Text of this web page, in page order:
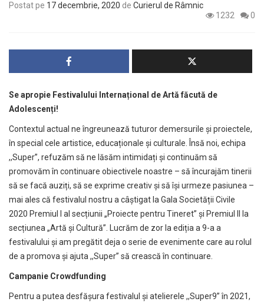
Postat pe 17 decembrie, 2020 de Curierul de Râmnic
1232
0
Se apropie Festivalului Internațional de Artă făcută de
Adolescenți!
Contextul actual ne îngreunează tuturor demersurile și proiectele,
în special cele artistice, educaționale și culturale. Însă noi, echipa
,,Super”, refuzăm să ne lăsăm intimidați și continuăm să
promovăm în continuare obiectivele noastre – să încurajăm tinerii
să se facă auziți, să se exprime creativ și să își urmeze pasiunea –
mai ales că festivalul nostru a câștigat la Gala Societății Civile
2020 Premiul I al secțiunii „Proiecte pentru Tineret” și Premiul II la
secțiunea „Artă și Cultură”. Lucrăm de zor la ediția a 9-a a
festivalului și am pregătit deja o serie de evenimente care au rolul
de a promova și ajuta ,,Super” să crească în continuare.
Campanie Crowdfunding
Pentru a putea desfășura festivalul și atelierele ,,Super9” în 2021,